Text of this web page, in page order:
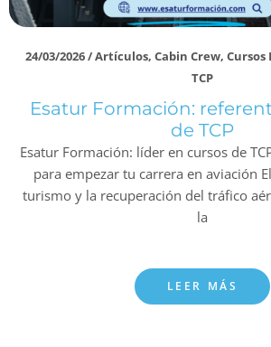
24/03/2026/Artículos, Cabin Crew, Cursos
TCP
Esatur Formación:
de TCP
Esatur Formación: líder en cursos de
para empezar tu carrera en aviación
turismo y la recuperación del tráfico
la
LEER MÁS